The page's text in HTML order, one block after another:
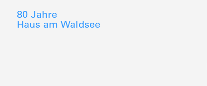
80 Jahre
Haus am Waldsee